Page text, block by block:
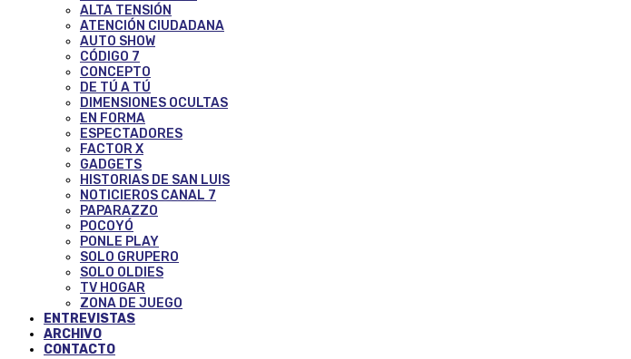
ALTA TENSIÓN
ATENCIÓN CIUDADANA
AUTO SHOW
CÓDIGO 7
CONCEPTO
DE TÚ A TÚ
DIMENSIONES OCULTAS
EN FORMA
ESPECTADORES
FACTOR X
GADGETS
HISTORIAS DE SAN LUIS
NOTICIEROS CANAL 7
PAPARAZZO
POCOYÓ
PONLE PLAY
SOLO GRUPERO
SOLO OLDIES
TV HOGAR
ZONA DE JUEGO
ENTREVISTAS
ARCHIVO
CONTACTO